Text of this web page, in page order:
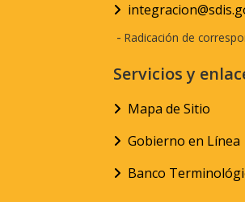
- Radicación de
Servicios y
Mapa de Sitio
Gobierno en Línea
Banco